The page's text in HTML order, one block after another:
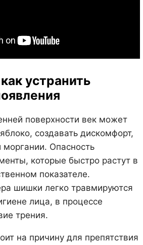
устранить
поверхности век может
создавать дискомфорт,
моргании. Опасность
которые быстро растут в
показателе.
шишки легко травмируются
лица, в процессе
трения.
на причину для препятствия